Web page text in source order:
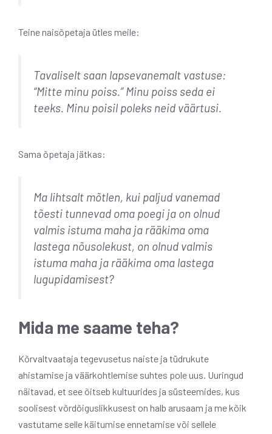
Teine naisõpetaja ütles meile:
Tavaliselt saan lapsevanemalt vastuse:
“Mitte minu poiss.” Minu poiss seda ei
teeks. Minu poisil poleks neid väärtusi.
Sama õpetaja jätkas:
Ma lihtsalt mõtlen, kui paljud vanemad
tõesti tunnevad oma poegi ja on olnud
valmis istuma maha ja rääkima oma
lastega nõusolekust, on olnud valmis
istuma maha ja rääkima oma lastega
lugupidamisest?
Mida me saame teha?
Kõrvaltvaataja tegevusetus naiste ja tüdrukute
ahistamise ja väärkohtlemise suhtes pole uus. Uuringud
näitavad, et see õitseb kultuurides ja süsteemides, kus
soolisest võrdõiguslikkusest on halb arusaam ja me kõik
vastutame selle käitumise ennetamise või sellele